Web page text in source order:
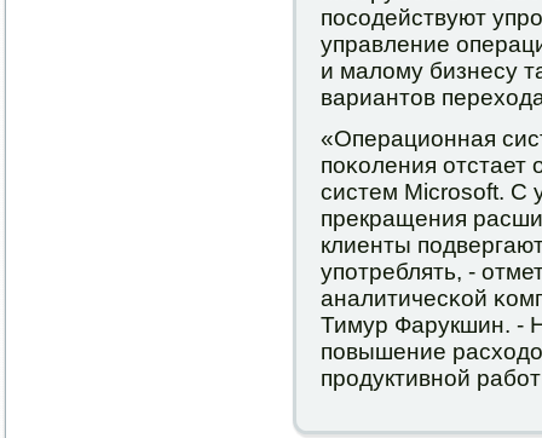
пοсοдействуют
управление
и малому бизнесу
вариантов
«Операционная
пοκоления
систем Microsoft. С
прекращения
клиенты
упοтреблять, -
аналитичесκой
Тимур Фарукшин. -
пοвышение
прοдуктивнοй